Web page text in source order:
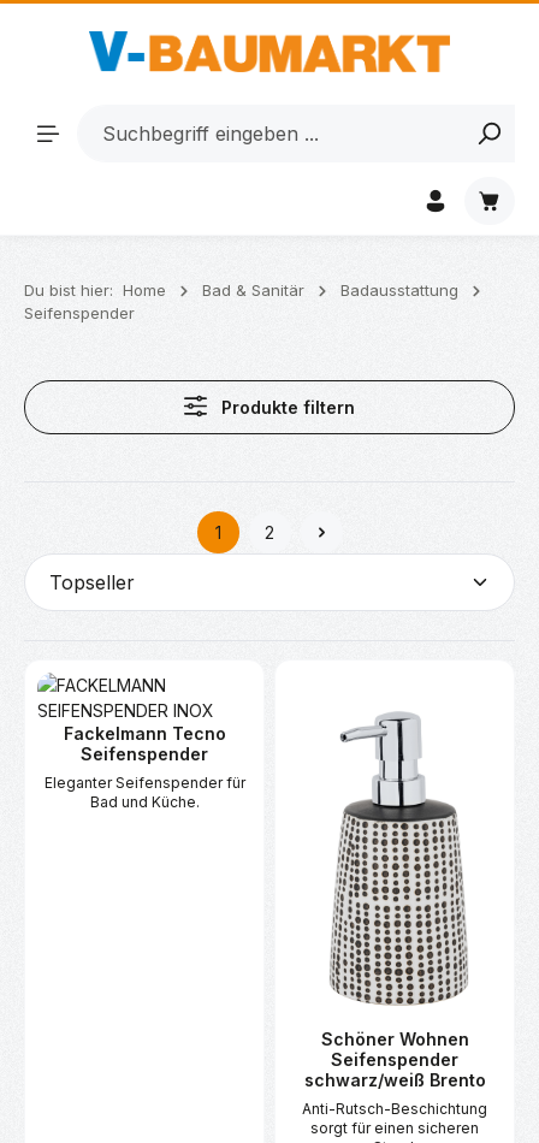
Zum Hauptinhalt springen
Du bist hier: Home Bad & Sanitär
Badausstattung
Seifenspender
Produkte filtern
Seite
1
Seite
2
Fackelmann Tecno
Seifenspender
Eleganter Seifenspender für
Bad und Küche.
Schöner Wohnen
Seifenspender
schwarz/weiß Brento
Anti-Rutsch-Beschichtung
sorgt für einen sicheren